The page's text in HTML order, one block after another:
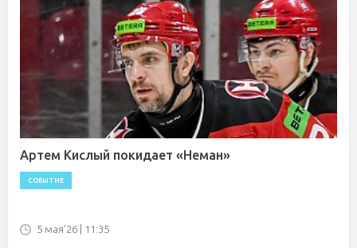
Артем Кислый покидает «Неман»
СОБЫТИЕ
5 мая'26 | 11:35